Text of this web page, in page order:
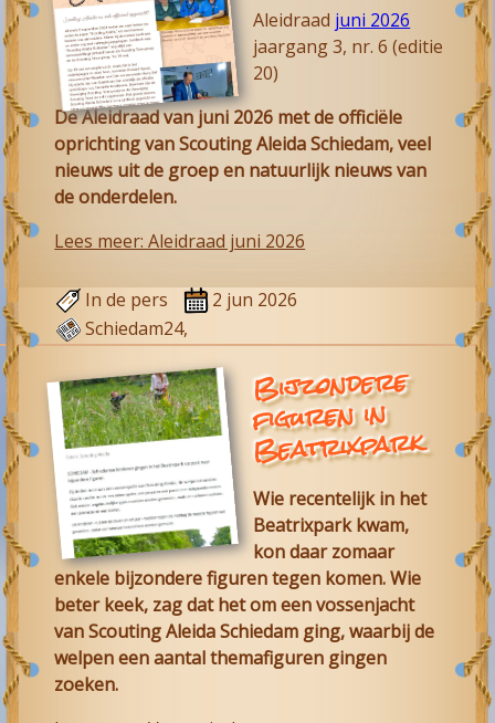
Aleidraad juni 2026
jaargang 3, nr. 6 (editie
20)
De Aleidraad van juni 2026 met de officiële
oprichting van Scouting Aleida Schiedam, veel
nieuws uit de groep en natuurlijk nieuws van
de onderdelen.
Lees meer: Aleidraad juni 2026
Schiedam24,
In de pers 2 jun 2026
Bijzondere
figuren in
Beatrixpark
Wie recentelijk in het
Beatrixpark kwam,
kon daar zomaar
enkele bijzondere figuren tegen komen. Wie
beter keek, zag dat het om een vossenjacht
vanScouting Aleida Schiedam ging, waarbij de
welpen een aantal themafiguren gingen
zoeken.